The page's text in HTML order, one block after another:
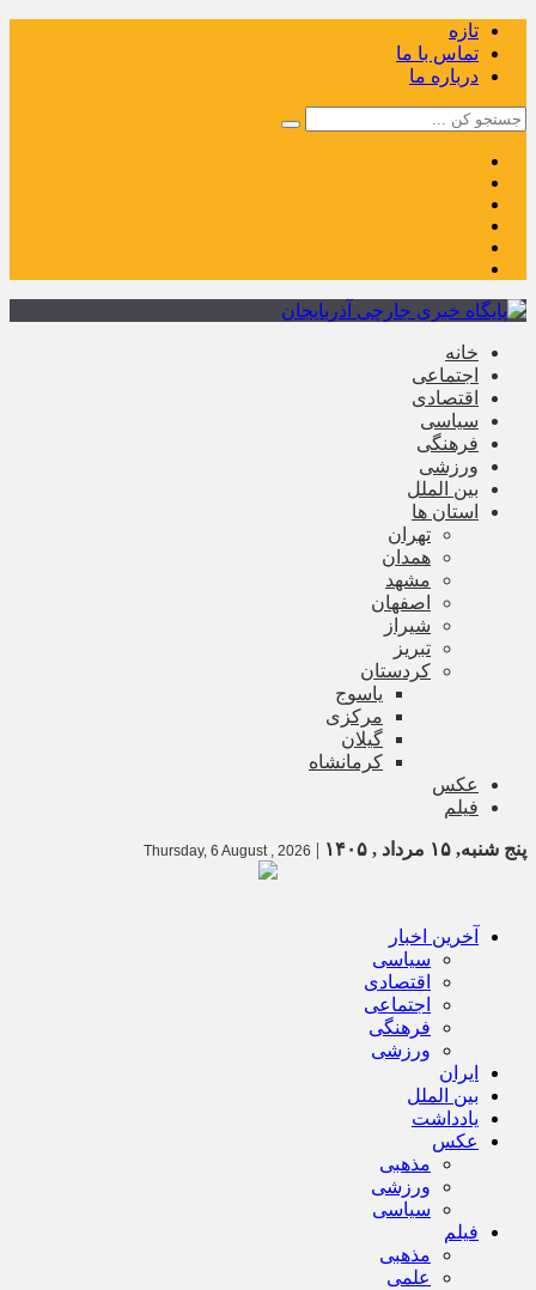
تازه
تماس با ما
درباره ما
خانه
اجتماعی
اقتصادی
سیاسی
فرهنگی
ورزشی
بین الملل
استان ها
تهران
همدان
مشهد
اصفهان
شیراز
تبریز
کردستان
یاسوج
مرکزی
گیلان
کرمانشاه
عکس
فیلم
پنج شنبه, ۱۵ مرداد , ۱۴۰۵ |
Thursday, 6 August , 2026
آخرین اخبار
سیاسی
اقتصادی
اجتماعی
فرهنگی
ورزشی
ایران
بین الملل
یادداشت
عکس
مذهبی
ورزشی
سیاسی
فیلم
مذهبی
علمی